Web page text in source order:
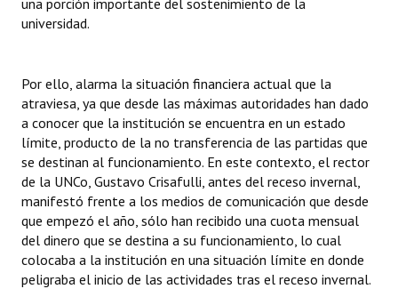
una porción importante del sostenimiento de la
universidad.
Por ello, alarma la situación financiera actual que la
atraviesa, ya que desde las máximas autoridades han dado
a conocer que la institución se encuentra en un estado
límite, producto de la no transferencia de las partidas que
se destinan al funcionamiento. En este contexto, el rector
de la UNCo, Gustavo Crisafulli, antes del receso invernal,
manifestó frente a los medios de comunicación que desde
que empezó el año, sólo han recibido una cuota mensual
del dinero que se destina a su funcionamiento, lo cual
colocaba a la institución en una situación límite en donde
peligraba el inicio de las actividades tras el receso invernal.